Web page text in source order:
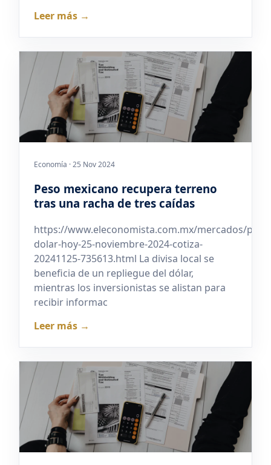
Leer más →
Economía · 25 Nov 2024
Peso mexicano recupera terreno
tras una racha de tres caídas
https://www.eleconomista.com.mx/mercados/
dolar-hoy-25-noviembre-2024-cotiza-
20241125-735613.html La divisa local se
beneficia de un repliegue del dólar,
mientras los inversionistas se alistan para
recibir informac
Leer más →